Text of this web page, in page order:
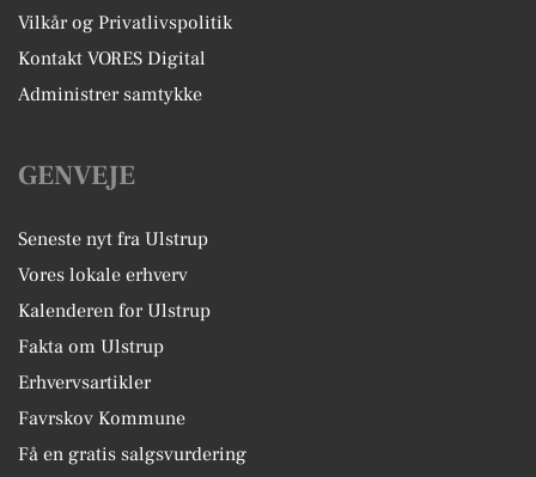
Vilkår og Privatlivspolitik
Kontakt VORES Digital
Administrer samtykke
GENVEJE
Seneste nyt fra Ulstrup
Vores lokale erhverv
Kalenderen for Ulstrup
Fakta om Ulstrup
Erhvervsartikler
Favrskov Kommune
Få en gratis salgsvurdering